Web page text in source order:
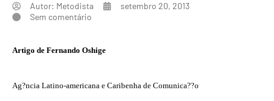
Autor: Metodista
setembro 20, 2013
Sem comentário
Artigo de Fernando Oshige
Ag?ncia Latino-americana e Caribenha de Comunica??o